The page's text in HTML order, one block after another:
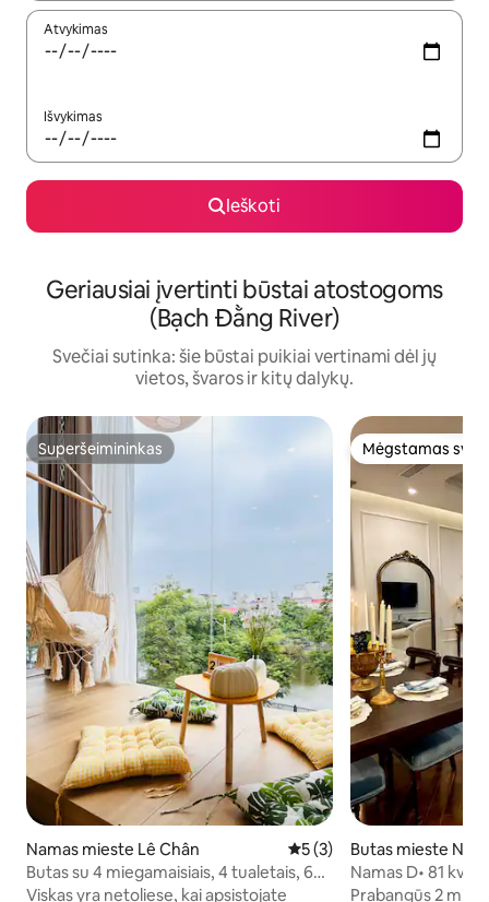
Atvykimas
Išvykimas
Ieškoti
Geriausiai įvertinti būstai atostogoms
(Bạch Đằng River)
Svečiai sutinka: šie būstai puikiai vertinami dėl jų
vietos, švaros ir kitų dalykų.
Superšeimininkas
Superšeimininkas
Namas mieste Lê Chân Vidutinis įvertinimas: 5 iš
5 (3)
Butas su 4 miegamaisiais, 4 tualetais, 6
lovomis ir 2 čiužiniais – senamiestis
Viskas yra netoliese, kai apsistojate
Mėgstamas
Mėgstamas
Butas mieste Ngô
Namas D• 81 kv.
įkvėptas• „Lux“
Prabangūs 2